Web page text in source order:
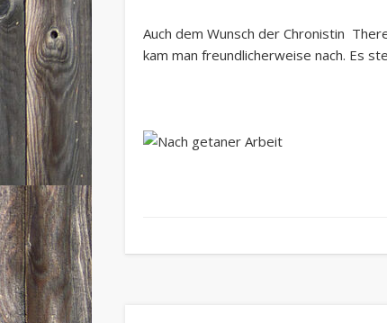
Auch dem Wunsch der Chronistin
kam man freundlicherweise nach. Es